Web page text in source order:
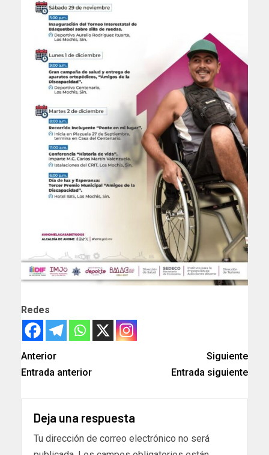
Redes
Anterior
Entrada anterior
Siguiente
Entrada siguiente
Deja una respuesta
Tu dirección de correo electrónico no será